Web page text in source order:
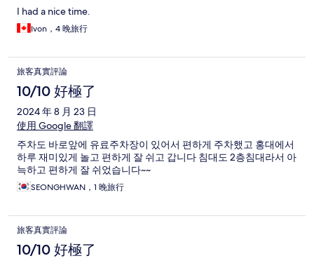
I had a nice time.
Ivon，4 晚旅行
旅客真實評論
10/10 好極了
2024 年 8 月 23 日
使用 Google 翻譯
주차도 바로앞에 유료주차장이 있어서 편하게 주차했고 홍대에서
하루 재미있게 놀고 편하게 잘 쉬고 갑니다 침대도 2층침대라서 아
늑하고 편하게 잘 쉬었습니다~~
SEONGHWAN，1 晚旅行
旅客真實評論
10/10 好極了